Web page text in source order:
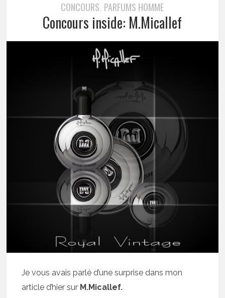
CONCOURS, PARFUMS HOMME
Concours inside: M.Micallef
Je vous avais parlé d’une surprise dans mon
article d’hier sur M.Micallef.